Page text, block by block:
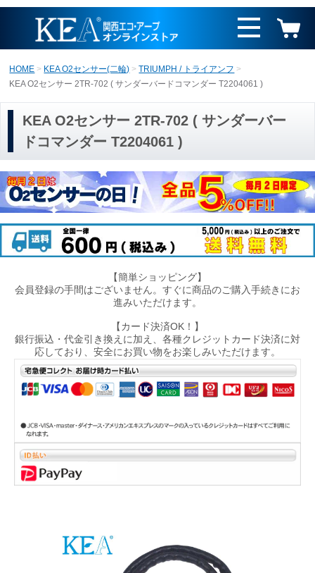
HOME KEA O2センサー(二輪)
TRIUMPH / トライアンフ
KEA O2センサー 2TR-702 ( サンダーバードコマンダー T2204061 )
KEA O2センサー 2TR-702 ( サンダーバー
ドコマンダー T2204061 )
【簡単ショッピング】
会員登録の手間はございません。すぐに商品のご購入手続きにお
進みいただけます。
【カード決済OK！】
銀行振込・代金引き換えに加え、各種クレジットカード決済に対
応しており、安全にお買い物をお楽しみいただけます。